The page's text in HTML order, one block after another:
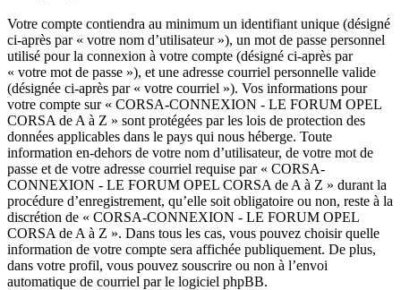
Votre compte contiendra au minimum un identifiant unique (désigné
ci-après par « votre nom d’utilisateur »), un mot de passe personnel
utilisé pour la connexion à votre compte (désigné ci-après par
« votre mot de passe »), et une adresse courriel personnelle valide
(désignée ci-après par « votre courriel »). Vos informations pour
votre compte sur « CORSA-CONNEXION - LE FORUM OPEL
CORSA de A à Z » sont protégées par les lois de protection des
données applicables dans le pays qui nous héberge. Toute
information en-dehors de votre nom d’utilisateur, de votre mot de
passe et de votre adresse courriel requise par « CORSA-
CONNEXION - LE FORUM OPEL CORSA de A à Z » durant la
procédure d’enregistrement, qu’elle soit obligatoire ou non, reste à la
discrétion de « CORSA-CONNEXION - LE FORUM OPEL
CORSA de A à Z ». Dans tous les cas, vous pouvez choisir quelle
information de votre compte sera affichée publiquement. De plus,
dans votre profil, vous pouvez souscrire ou non à l’envoi
automatique de courriel par le logiciel phpBB.